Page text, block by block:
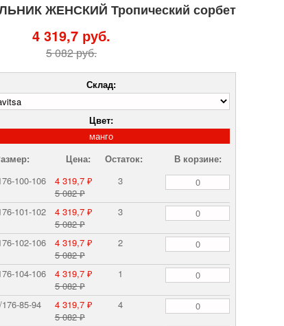
ЖЕНСКИЙ Тропический сорбет
5 082 руб.
4 319,7 руб.
Склад:
Цвет:
манго
Цена: Остаток:
В корзине:
100-106
5 082 ₽
4 319,7 ₽ 3
101-102
5 082 ₽
4 319,7 ₽ 3
102-106
5 082 ₽
4 319,7 ₽ 2
104-106
5 082 ₽
4 319,7 ₽ 1
85-94
5 082 ₽
4 319,7 ₽ 4